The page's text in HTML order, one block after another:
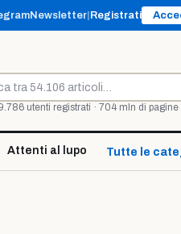
Newsletter Registrati
utenti registrati · 704 mln di pagine
Attenti al lupo Tutte le